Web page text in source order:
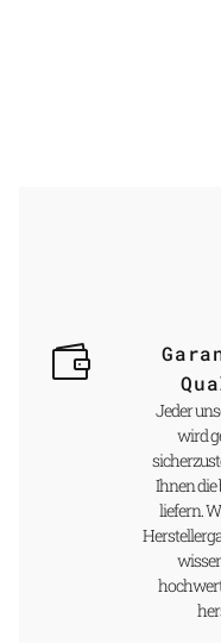
Jeder
wird
Ihnen die
liefern.